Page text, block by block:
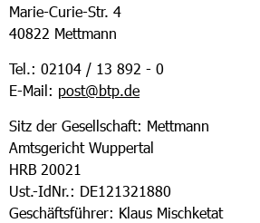
Marie-Curie-Str. 4
40822 Mettmann
Tel.: 02104 / 13 892 - 0
E-Mail: post@btp.de
Sitz der Gesellschaft: Mettmann
Amtsgericht Wuppertal
HRB 20021
Ust.-IdNr.: DE121321880
Geschäftsführer: Klaus Mischketat